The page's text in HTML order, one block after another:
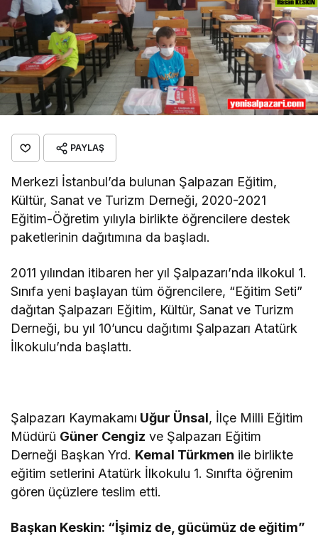
PAYLAŞ
Merkezi İstanbul’da bulunan Şalpazarı Eğitim,
Kültür, Sanat ve Turizm Derneği, 2020-2021
Eğitim-Öğretim yılıyla birlikte öğrencilere destek
paketlerinin dağıtımına da başladı.
2011 yılından itibaren her yıl Şalpazarı’nda ilkokul 1.
Sınıfa yeni başlayan tüm öğrencilere, “Eğitim Seti”
dağıtan Şalpazarı Eğitim, Kültür, Sanat ve Turizm
Derneği, bu yıl 10’uncu dağıtımı Şalpazarı Atatürk
İlkokulu’nda başlattı.
Şalpazarı Kaymakamı Uğur Ünsal, İlçe Milli Eğitim
Müdürü Güner Cengiz ve Şalpazarı Eğitim
Derneği Başkan Yrd. Kemal Türkmen ile birlikte
eğitim setlerini Atatürk İlkokulu 1. Sınıfta öğrenim
gören üçüzlere teslim etti.
Başkan Keskin: “İşimiz de, gücümüz de eğitim”